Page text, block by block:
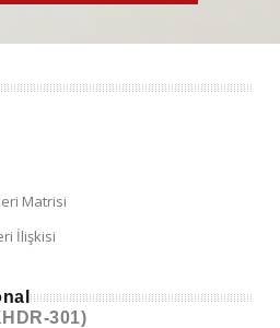
Matrisi
İlişkisi
301)